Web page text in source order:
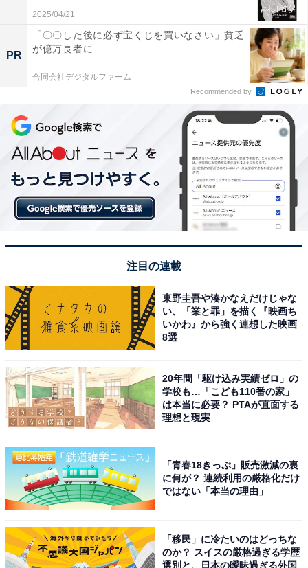
第2位は、2009年に第1期が放送された『JIN-仁-』シリー
ズで坂本龍馬役を演じた内野聖陽さんでした。同作での
熱演が評価され、「東京ドラマアウォード2011」では助
演男優賞を受賞しています。
回答者からは「雰囲気や喋り方、たたずまいがとても好
きでした（35歳女性）」「『JIN』の内野さんは一般的
な龍馬のイメージに近い、明るく、豪快な演技でハマっ
ていたと思います（39歳女性）」など、内野さんが演じ
た坂本龍馬の圧倒的な存在感に評価が集まりました。
さらに「仁先生と友情をはぐくむかんじが真実のように
感じた（58歳男性）」「フィクションなのですが、南方
先生と坂本龍馬が本当に関わり合っていたように見えて
面白かったです。方言も上手だなと感じました（29歳女
性）」など、大沢たかおさん演じる主人公との関係性に
言及するコメントもありました。
2025/04/21
PR
「〇〇した後に必ず宝くじを買いなさい」貧乏
が億万長者に
合同会社デジタルファーム
Recommended by
注目の連載
東野圭吾や湊かなえだけじゃな
い、「業と罪」を描く『映画ち
いかわ』から強く連想した映画
8選
20年間「駆け込み実績ゼロ」の
学校も…「こども110番の家」
は本当に必要？ PTAが直面する
理想と現実
「青春18きっぷ」販売激減の裏
に何が？ 連続利用の厳格化だけ
ではない「本当の理由」
「移民」に冷たいのはどっちな
のか？ スイスの厳格過ぎる学歴
選別と、日本の曖昧過ぎる外国